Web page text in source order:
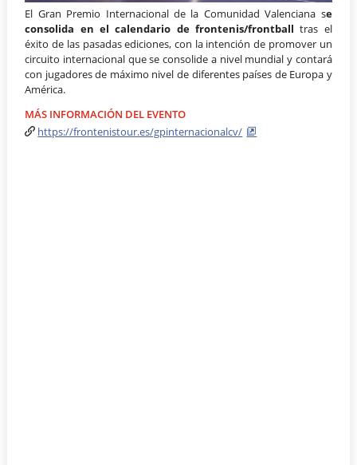
El Gran Premio Internacional de la Comunidad Valenciana se
consolida en el calendario de frontenis/frontball tras el
éxito de las pasadas ediciones, con la intención de promover un
circuito internacional que se consolide a nivel mundial y contará
con jugadores de máximo nivel de diferentes países de Europa y
América.
MÁS INFORMACIÓN DEL EVENTO
https://frontenistour.es/gpinternacionalcv/